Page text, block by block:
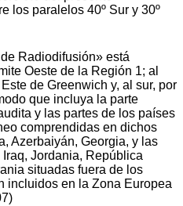
los paralelos 40º Sur y 30º
Radiodifusión» está
Oeste de la Región 1; al
de Greenwich y, al sur, por
que incluya la parte
y las partes de los países
comprendidas en dichos
Azerbaiyán, Georgia, y las
Jordania, República
situadas fuera de los
incluidos en la Zona Europea